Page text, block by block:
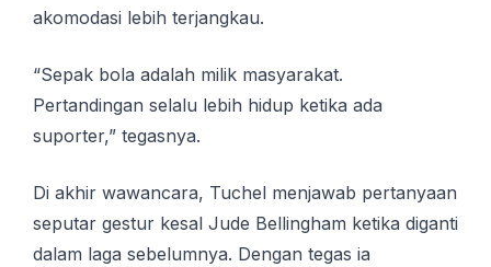
akomodasi lebih terjangkau.
“Sepak bola adalah milik masyarakat.
Pertandingan selalu lebih hidup ketika ada
suporter,” tegasnya.
Di akhir wawancara, Tuchel menjawab pertanyaan
seputar gestur kesal Jude Bellingham ketika diganti
dalam laga sebelumnya. Dengan tegas ia